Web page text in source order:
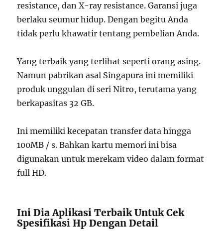
resistance, dan X-ray resistance. Garansi juga
berlaku seumur hidup. Dengan begitu Anda
tidak perlu khawatir tentang pembelian Anda.
Yang terbaik yang terlihat seperti orang asing.
Namun pabrikan asal Singapura ini memiliki
produk unggulan di seri Nitro, terutama yang
berkapasitas 32 GB.
Ini memiliki kecepatan transfer data hingga
100MB / s. Bahkan kartu memori ini bisa
digunakan untuk merekam video dalam format
full HD.
Ini Dia Aplikasi Terbaik Untuk Cek
Spesifikasi Hp Dengan Detail